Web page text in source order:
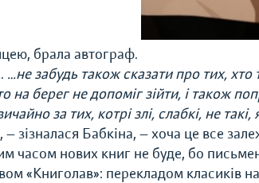
брала автограф.
…не забудь також сказати про тих,
на берег не допоміг зійти, і також
за тих, котрі злі, слабкі, не
зізналася Бабкіна, — хоча це все
часом нових книг не буде, бо
«Книголав»: перекладом класиків